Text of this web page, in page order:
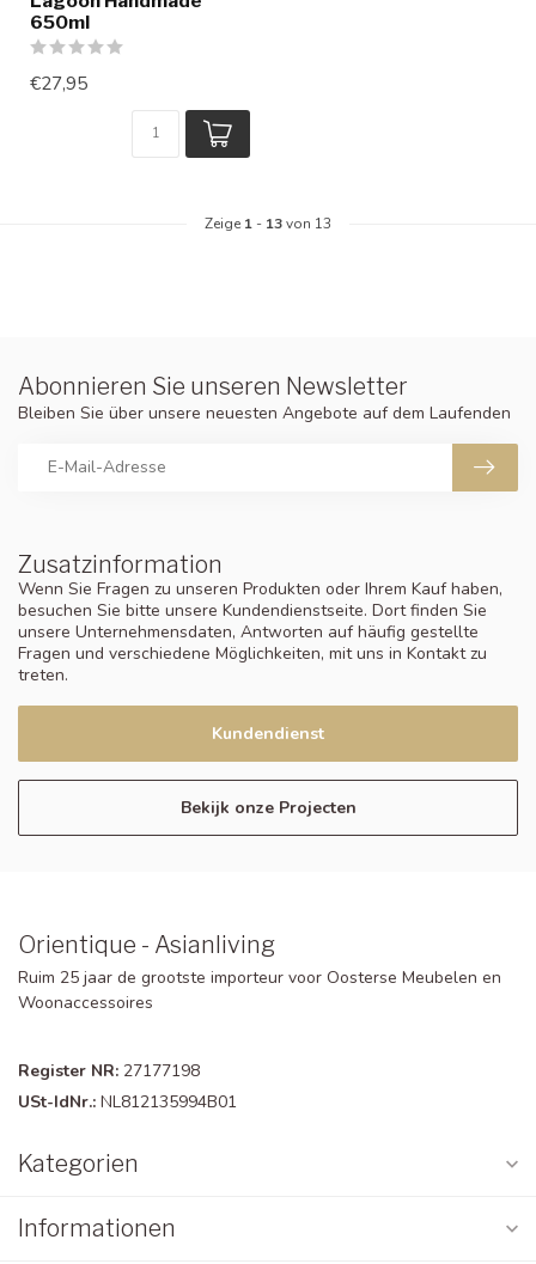
650ml
€27,95
Zeige 1 - 13von 13
Zusatzinformation
Wenn Sie Fragen zu unseren Produkten oder Ihrem Kauf haben,
besuchen Sie bitte unsere Kundendienstseite. Dort finden Sie
unsere Unternehmensdaten, Antworten auf häufig gestellte
Fragen und verschiedene Möglichkeiten, mit uns in Kontakt zu
treten.
Kundendienst
Bekijk onze Projecten
Abonnieren Sie unseren Newsletter
Bleiben Sie über unsere neuesten Angebote auf dem Laufenden
Orientique - Asianliving
Ruim 25 jaar de grootste importeur voor Oosterse Meubelen en
Woonaccessoires
Register NR: 27177198
USt-IdNr.: NL812135994B01
Kategorien
Informationen